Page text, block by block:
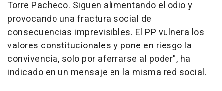
Torre Pacheco. Siguen alimentando el odio y
provocando una fractura social de
consecuencias imprevisibles. El PP vulnera los
valores constitucionales y pone en riesgo la
convivencia, solo por aferrarse al poder", ha
indicado en un mensaje en la misma red social.